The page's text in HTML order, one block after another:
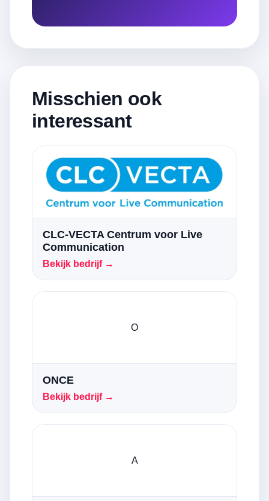
Misschien ook
interessant
CLC-VECTA Centrum voor Live
Communication
Bekijk bedrijf →
O
ONCE
Bekijk bedrijf →
A